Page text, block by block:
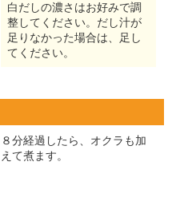
白だしの濃さはお好みで調
整してください。だし汁が
足りなかった場合は、足し
てください。
８分経過したら、オクラも加
えて煮ます。